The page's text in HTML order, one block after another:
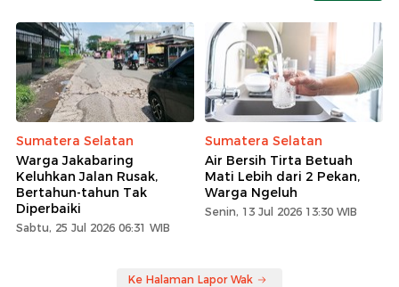
Sumatera Selatan
Warga Jakabaring
Keluhkan Jalan Rusak,
Bertahun-tahun Tak
Diperbaiki
Sabtu, 25 Jul 2026 06:31 WIB
Sumatera Selatan
Air Bersih Tirta Betuah
Mati Lebih dari 2 Pekan,
Warga Ngeluh
Senin, 13 Jul 2026 13:30 WIB
Ke Halaman Lapor Wak